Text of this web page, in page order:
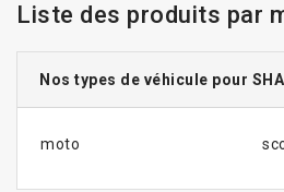
Liste des produits par
Nos types de véhicule pour
moto